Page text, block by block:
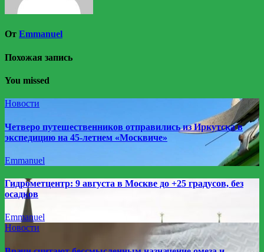
От Emmanuel
Похожая запись
You missed
Новости
Четверо путешественников отправились из Иркутска в
экспедицию на 45-летнем «Москвиче»
Emmanuel
Гидрометцентр: 9 августа в Москве до +25 градусов, без
осадков
Emmanuel
Новости